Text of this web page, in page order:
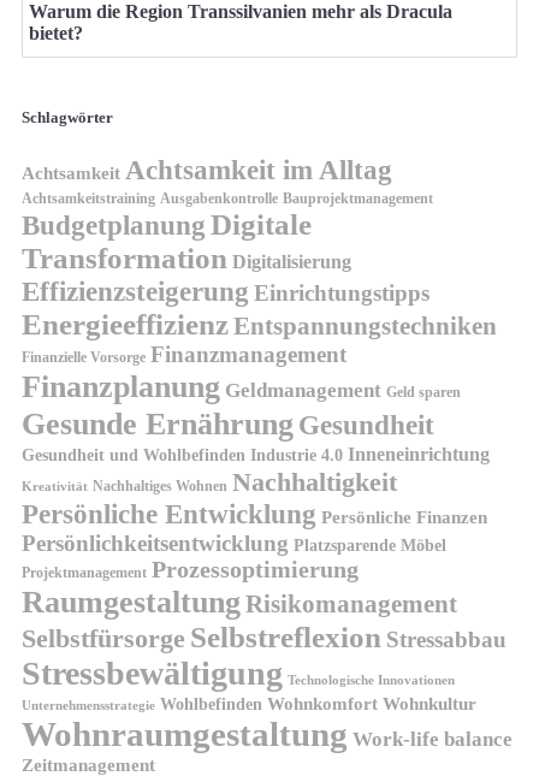
Warum die Region Transsilvanien mehr als Dracula
bietet?
Schlagwörter
Achtsamkeit Achtsamkeit im Alltag
Achtsamkeitstraining Ausgabenkontrolle Bauprojektmanagement
BudgetplanungDigitale
Transformation Digitalisierung
Effizienzsteigerung Einrichtungstipps
EnergieeffizienzEntspannungstechniken
Finanzielle Vorsorge Finanzmanagement
Finanzplanung Geldmanagement Geld sparen
Gesunde Ernährung Gesundheit
Gesundheit und Wohlbefinden Industrie 4.0 Inneneinrichtung
Kreativität Nachhaltiges Wohnen Nachhaltigkeit
Persönliche Entwicklung Persönliche Finanzen
Persönlichkeitsentwicklung Platzsparende Möbel
Projektmanagement Prozessoptimierung
Raumgestaltung Risikomanagement
Selbstfürsorge Selbstreflexion Stressabbau
Stressbewältigung Technologische Innovationen
Unternehmensstrategie Wohlbefinden Wohnkomfort Wohnkultur
Wohnraumgestaltung Work-life balance
Zeitmanagement